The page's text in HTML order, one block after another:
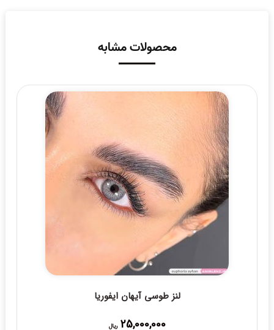
محصولات مشابه
لنز طوسی آیهان ایفوریا
25,000,000 ریال